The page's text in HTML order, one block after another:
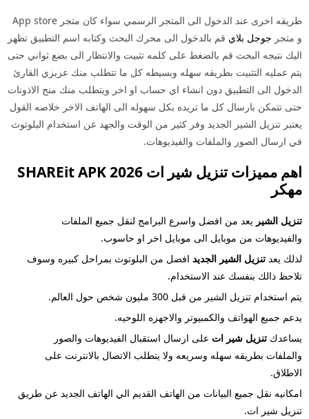
طريقه اخرى عند الدخول الى المتجر الرسمي سواء كان متجر App store
متجرجوجل بلايقم بالدخول الى محرك البحث وكتابه اسم التطبيق تظهر
نتيجه البحث قم بالضغط على كلمه تثبيت والانتظار الى بضع ثواني حتى
عمليه التثبيت بطريقه سهله وبسيطه كل ما تتطلب منك عزيزي القارئ
الى التطبيق دون انشاء اي حساب او اخر ويتطلب منك منح الاذونات
تتمكن بارسال كل ما تريده بكل سهوله الى الهاتف الاخر خلاصه القول
تنزيل الشير الجديد وفر كثير من الوقت والجهد عن استخدام البلوتوث
ارسال الصور والملفات والفيديوهات.
اهم مميزات تنزيل شير ات 2026 SHAREit APK
الشيريعد من افضل واسرع البرامج لنقل جميع الملفات
من موبايل الى موبايل اخر او حاسوب.
يعدتنزيل الشير الجديدافضل من البلوتوث بمراحل كبيره وسوف
ذالك بنفسك عند الاستخدام.
استخدام تنزيل الشير من قبل 300 مليون شخص حول العالم.
جميع الهواتف والكمبيوتر والاجهزه اللوحيه.
تنزيل شير اتعلى ارسال استقبال الفيديوهات والصور
بطريقه سهله وسريعه ولا يتطلب الاتصال بالانترنت على
نقل جميع البيانات من الهاتف القديم الي الهاتف الجديد عن طريق
شير ات.